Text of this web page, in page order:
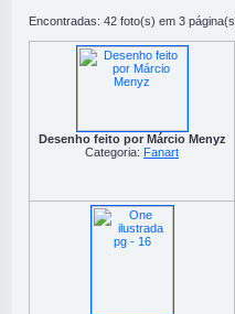
Encontradas: 42 foto(s) em 3
Desenho feito por Márcio Menyz
Categoria: Fanart